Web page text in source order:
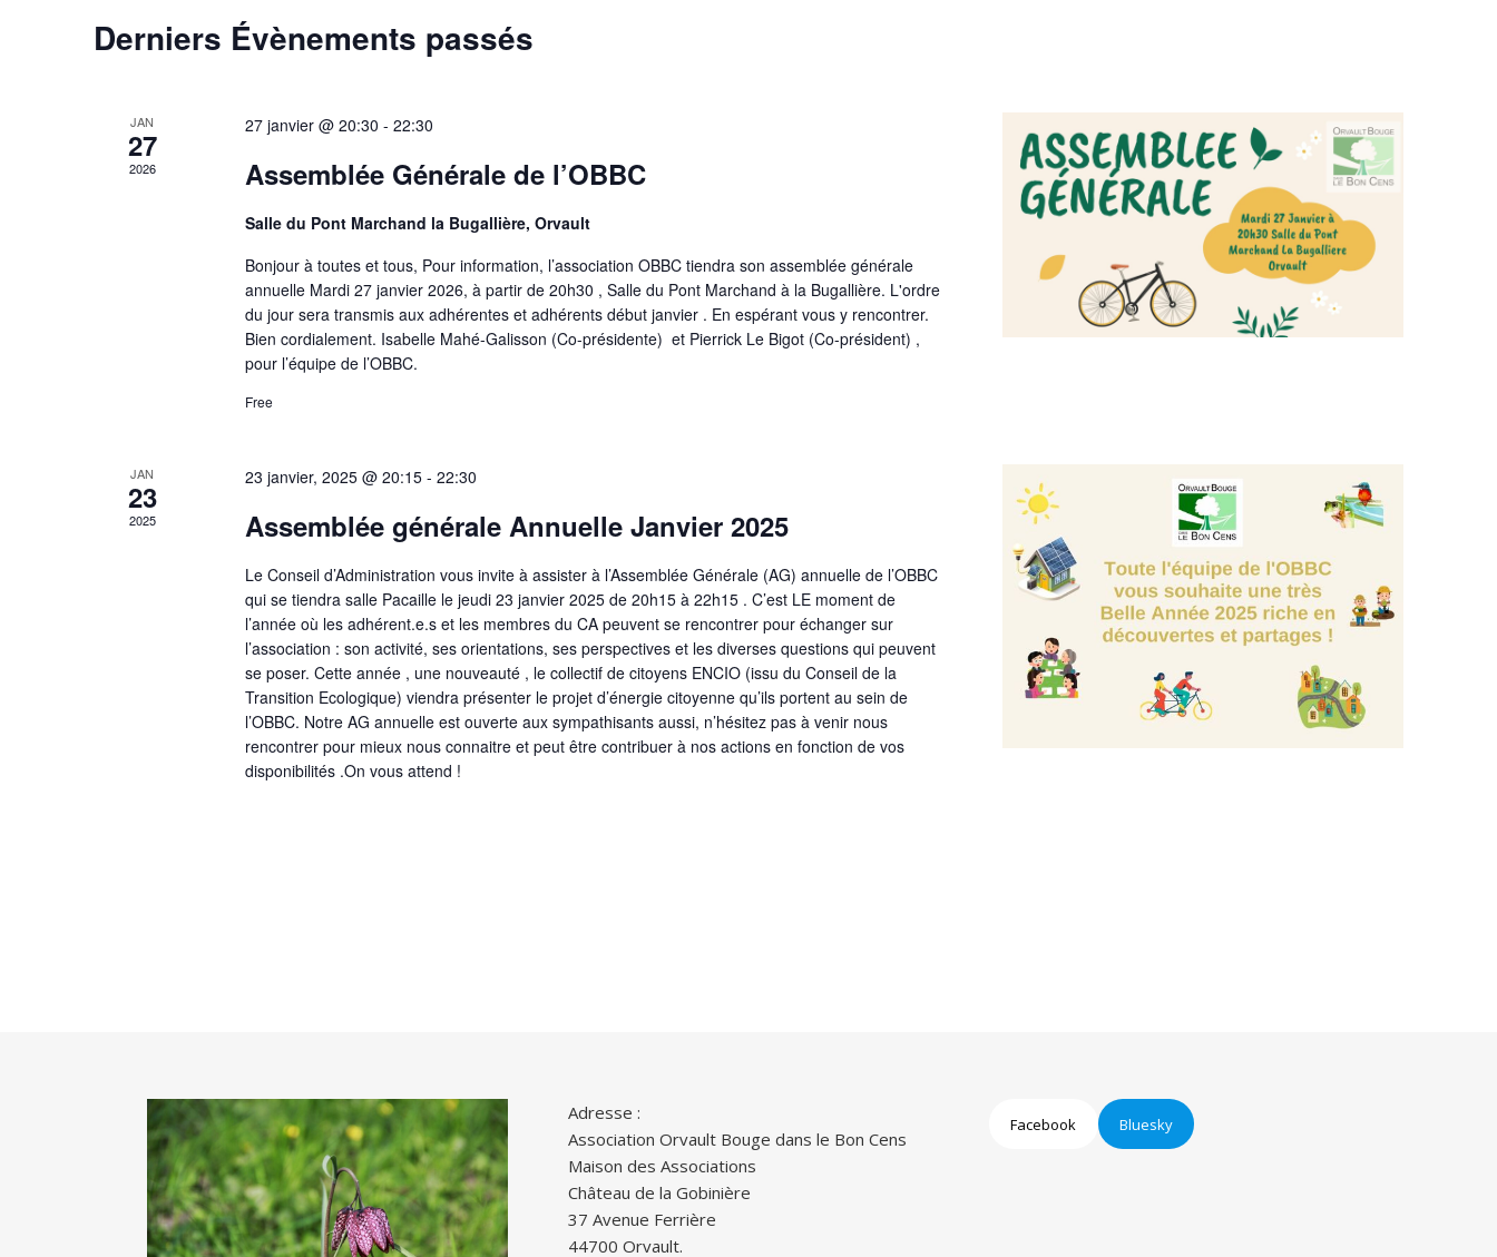
Évènements
Derniers Évènements passés
JAN
27
2026
27 janvier @ 20:30 - 22:30
Assemblée Générale de l’OBBC
Salle du Pont Marchand la Bugallière, Orvault
Bonjour à toutes et tous, Pour information, l’association OBBC tiendra son assemblée générale
annuelle Mardi 27 janvier 2026, à partir de 20h30 , Salle du Pont Marchand à la Bugallière. L'ordre
du jour sera transmis aux adhérentes et adhérents début janvier . En espérant vous y rencontrer.
Bien cordialement. Isabelle Mahé-Galisson (Co-présidente) et Pierrick Le Bigot (Co-président) ,
pour l’équipe de l’OBBC.
Free
JAN
23
2025
23 janvier, 2025 @ 20:15- 22:30
Assemblée générale Annuelle Janvier 2025
Le Conseil d’Administration vous invite à assister à l’Assemblée Générale (AG) annuelle de l’OBBC
qui se tiendra salle Pacaille le jeudi 23 janvier 2025 de 20h15 à 22h15 . C’est LE moment de
l’année où les adhérent.e.s et les membres du CA peuvent se rencontrer pour échanger sur
l’association : son activité, ses orientations, ses perspectives et les diverses questions qui peuvent
se poser. Cette année , une nouveauté , le collectif de citoyens ENCIO (issu du Conseil de la
Transition Ecologique) viendra présenter le projet d’énergie citoyenne qu’ils portent au sein de
l’OBBC. Notre AG annuelle est ouverte aux sympathisants aussi, n’hésitez pas à venir nous
rencontrer pour mieux nous connaitre et peut être contribuer à nos actions en fonction de vos
disponibilités .On vous attend !
Adresse :
Association Orvault Bouge dans le Bon Cens
Maison des Associations
Château de la Gobinière
37 Avenue Ferrière
44700 Orvault.
Facebook Bluesky